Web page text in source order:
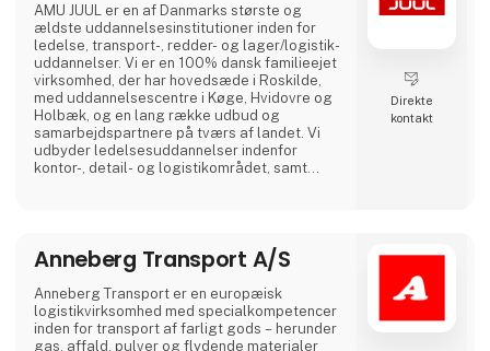
AMU JUUL er en af Danmarks største og
ældste uddannelsesinstitutioner inden for
ledelse, transport-, redder- og lager/logistik-
uddannelser. Vi er en 100% dansk familieejet
virksomhed, der har hovedsæde i Roskilde,
med uddannelsescentre i Køge, Hvidovre og
Holbæk, og en lang række udbud og
samarbejdspartnere på tværs af landet. Vi
udbyder ledelsesuddannelser indenfor
kontor-, detail- og logistikområdet, samt
flere. Vi lægger vægt på uddannelser af høj
kvalitet, og et hø
Direkte
kontakt
Anneberg Transport A/S
Anneberg Transport er en europæisk
logistikvirksomhed med specialkompetencer
inden for transport af farligt gods – herunder
gas, affald, pulver og flydende materialer